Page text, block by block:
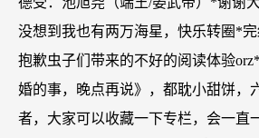
没想到我也有两万海星，快乐转圈*
抱歉虫子们带来的不好的阅读体验
婚的事，晚点再说》，都耽小甜饼，
者，大家可以收藏一下专栏，会一直